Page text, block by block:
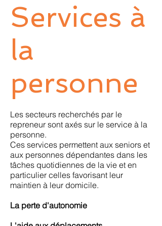
Services à
la
personne
Les secteurs recherchés par le
repreneur sont axés sur le service à la
personne.
Ces services permettent aux seniors et
aux personnes dépendantes dans les
tâches quotidiennes de la vie et en
particulier celles favorisant leur
maintien à leur domicile.
La perte d'autonomie